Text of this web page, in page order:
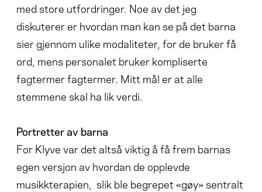
med store utfordringer. Noe av det jeg
diskuterer er hvordan man kan se på det barna
sier gjennom ulike modaliteter, for de bruker få
ord, mens personalet bruker kompliserte
fagtermer fagtermer. Mitt mål er at alle
stemmene skal ha lik verdi.
Portretter av barna
For Klyve var det altså viktig å få frem barnas
egen versjon av hvordan de opplevde
musikkterapien, slik ble begrepet «gøy» sentralt